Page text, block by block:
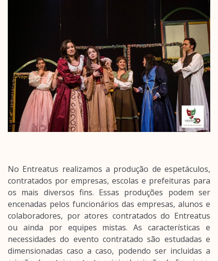
No Entreatus realizamos a produção de espetáculos,
contratados por empresas, escolas e prefeituras para
os mais diversos fins. Essas produções podem ser
encenadas pelos funcionários das empresas, alunos e
colaboradores, por atores contratados do Entreatus
ou ainda por equipes mistas. As características e
necessidades do evento contratado são estudadas e
dimensionadas caso a caso, podendo ser incluidas a